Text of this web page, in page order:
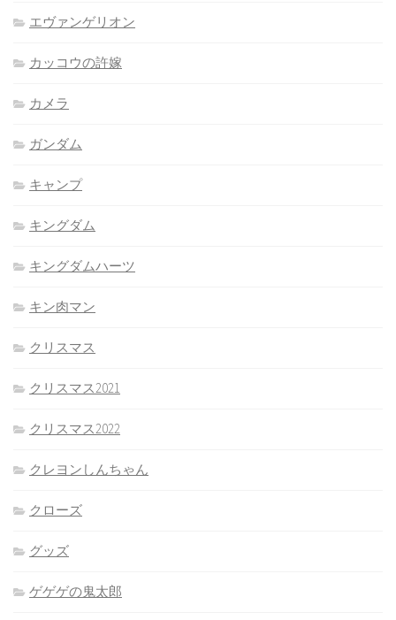
エヴァンゲリオン
カッコウの許嫁
カメラ
ガンダム
キャンプ
キングダム
キングダムハーツ
キン肉マン
クリスマス
クリスマス2021
クリスマス2022
クレヨンしんちゃん
クローズ
グッズ
ゲゲゲの鬼太郎